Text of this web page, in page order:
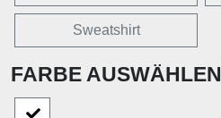
Sweatshirt
FARBE AUSWÄHLEN